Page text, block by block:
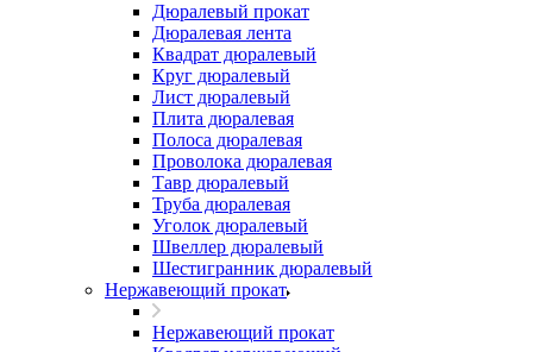
Дюралевый прокат
Дюралевая лента
Квадрат дюралевый
Круг дюралевый
Лист дюралевый
Плита дюралевая
Полоса дюралевая
Проволока дюралевая
Тавр дюралевый
Труба дюралевая
Уголок дюралевый
Швеллер дюралевый
Шестигранник дюралевый
Нержавеющий прокат
Нержавеющий прокат